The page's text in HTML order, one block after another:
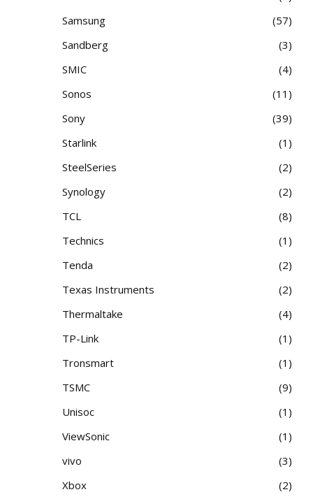
Samsung
57
Sandberg
3
SMIC
4
Sonos
11
Sony
39
Starlink
1
SteelSeries
2
Synology
2
TCL
8
Technics
1
Tenda
2
Texas Instruments
2
Thermaltake
4
TP-Link
1
Tronsmart
1
TSMC
9
Unisoc
1
ViewSonic
1
vivo
3
Xbox
2